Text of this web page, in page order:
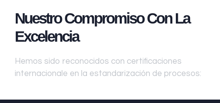
Nuestro Compromiso Con La
Excelencia
Hemos sido reconocidos con certificaciones
internacionale en la estandarización de procesos: